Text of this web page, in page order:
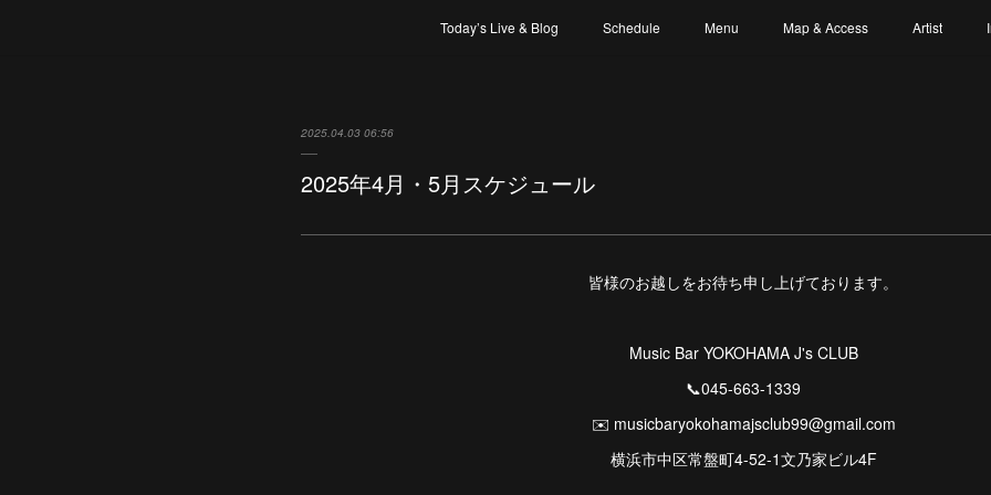
Today’s Live & Blog Schedule Menu Map & Access Artist
2025.04.03 06:56
2025年4月・5月スケジュール
皆様のお越しをお待ち申し上げております。
Music Bar YOKOHAMA J's CLUB
📞045-663-1339
✉️ musicbaryokohamajsclub99@gmail.com
横浜市中区常盤町4-52-1文乃家ビル4F